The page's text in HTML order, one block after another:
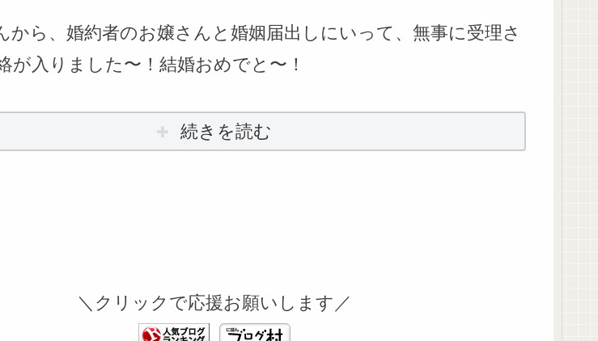
から、婚約者のお嬢さんと婚姻届出しにいって、無事に受理さ
が入りました〜！結婚おめでと〜！
続きを読む
＼クリックで応援お願いします／